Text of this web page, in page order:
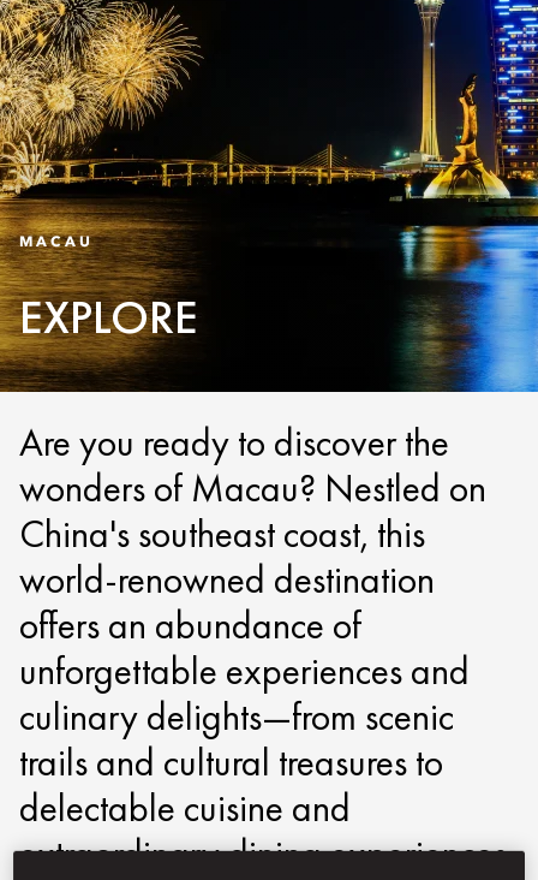
MACAU
EXPLORE
Are you ready to discover the
wonders of Macau? Nestled on
China's southeast coast, this
world-renowned destination
offers an abundance of
unforgettable experiences and
culinary delights—from scenic
trails and cultural treasures to
delectable cuisine and
extraordinary dining experiences.